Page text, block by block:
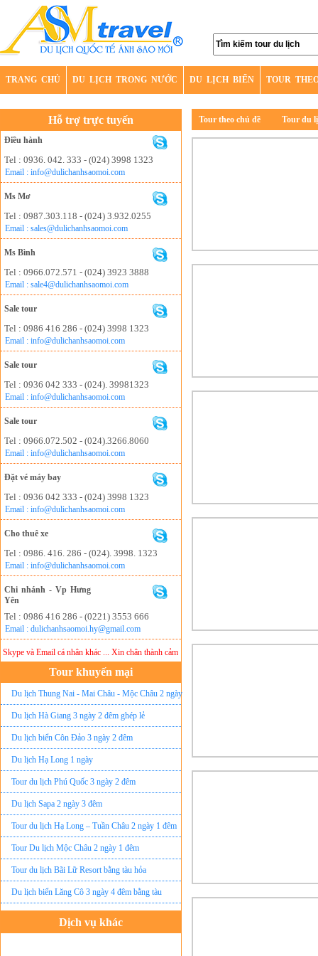
TRANG CHỦ DU LỊCH TRONG NƯỚC DU LỊCH BIỂN TOUR
Hỗ trợ trực tuyến
Điều hành
Tel : 0936. 042. 333 - (024) 3998 1323
Email : info@dulichanhsaomoi.com
Ms Mơ
Tel : 0987.303.118 - (024) 3.932.0255
Email : sales@dulichanhsaomoi.com
Ms Bình
Tel : 0966.072.571 - (024) 3923 3888
Email : sale4@dulichanhsaomoi.com
Sale tour
Tel : 0986 416 286 - (024) 3998 1323
Email : info@dulichanhsaomoi.com
Sale tour
Tel : 0936 042 333 - (024). 39981323
Email : info@dulichanhsaomoi.com
Sale tour
Tel : 0966.072.502 - (024).3266.8060
Email : info@dulichanhsaomoi.com
Đặt vé máy bay
Tel : 0936 042 333 - (024) 3998 1323
Email : info@dulichanhsaomoi.com
Cho thuê xe
Tel : 0986. 416. 286 - (024). 3998. 1323
Email : info@dulichanhsaomoi.com
Chi nhánh - Vp Hưng
Yên
Tel : 0986 416 286 - (0221) 3553 666
Email : dulichanhsaomoi.hy@gmail.com
và Email cá nhân khác ... Xin chân thành cảm ơn!
Tour khuyến mại
Du lịch Thung Nai - Mai Châu - Mộc Châu 2 ngày
ghép lẻ
Du lịch Hà Giang 3 ngày 2 đêm ghép lẻ
Du lịch biển Côn Đảo 3 ngày 2 đêm
Du lịch Hạ Long 1 ngày
Tour du lịch Phú Quốc 3 ngày 2 đêm
Du lịch Sapa 2 ngày 3 đêm
Tour du lịch Hạ Long – Tuần Châu 2 ngày 1 đêm
Tour Du lịch Mộc Châu 2 ngày 1 đêm
Tour du lịch Bãi Lữ Resort bằng tàu hỏa
Du lịch biển Lăng Cô 3 ngày 4 đêm bằng tàu
Dịch vụ khác
Đặt vé máy bay giá rẻ
Tour theo chủ đề Tour du